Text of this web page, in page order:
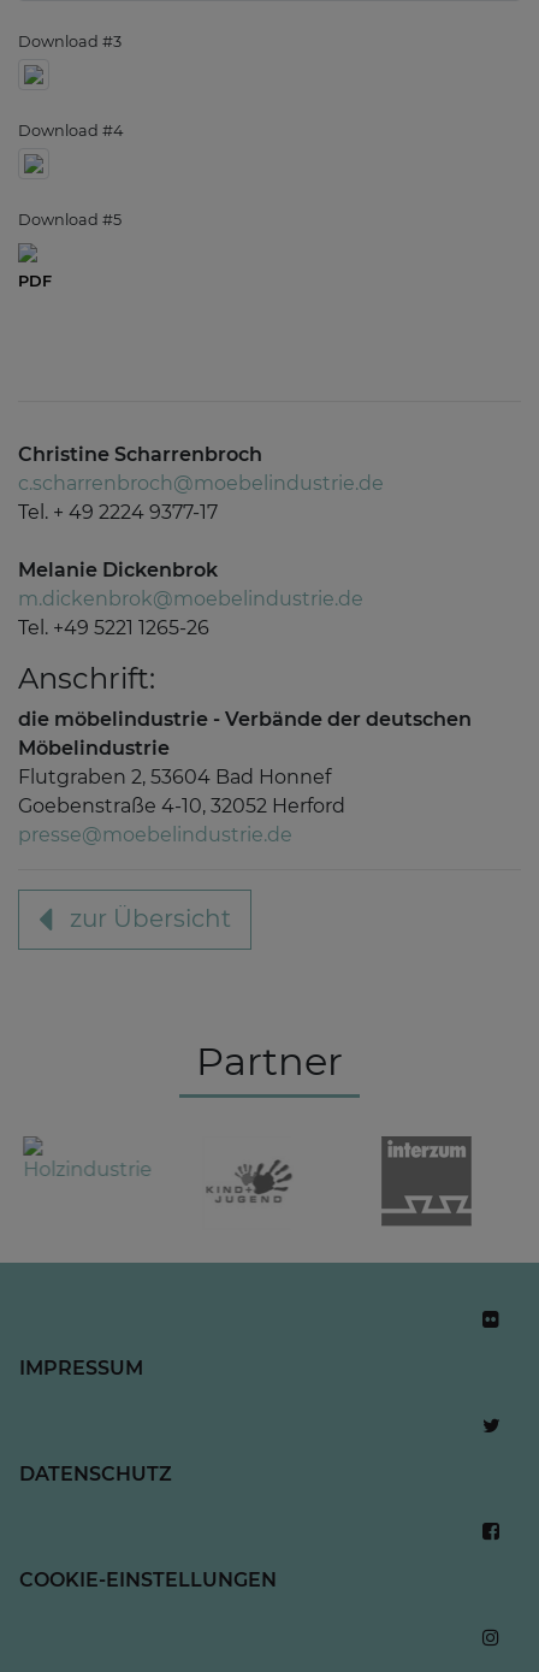
Download #3
Download #4
Download #5
PDF
Christine Scharrenbroch
c.scharrenbroch@moebelindustrie.de
Tel. + 49 2224 9377-17
Melanie Dickenbrok
m.dickenbrok@moebelindustrie.de
Tel. +49 5221 1265-26
Anschrift:
die möbelindustrie - Verbände der deutschen
Möbelindustrie
Flutgraben 2, 53604 Bad Honnef
Goebenstraße 4-10, 32052 Herford
presse@moebelindustrie.de
zur Übersicht
Partner
IMPRESSUM
DATENSCHUTZ
COOKIE-EINSTELLUNGEN